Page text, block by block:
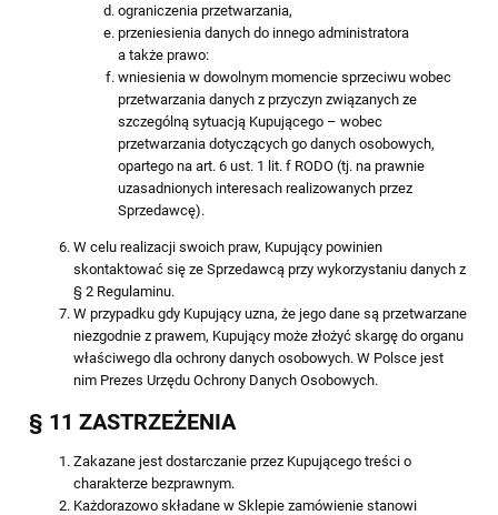
ograniczenia przetwarzania,
przeniesienia danych do innego administratora
a także prawo:
wniesienia w dowolnym momencie sprzeciwu wobec
przetwarzania danych z przyczyn związanych ze
szczególną sytuacją Kupującego – wobec
przetwarzania dotyczących go danych osobowych,
opartego na art. 6 ust. 1 lit. f RODO (tj. na prawnie
uzasadnionych interesach realizowanych przez
Sprzedawcę).
W celu realizacji swoich praw, Kupujący powinien
skontaktować się ze Sprzedawcą przy wykorzystaniu danych z
§ 2 Regulaminu.
W przypadku gdy Kupujący uzna, że jego dane są przetwarzane
niezgodnie z prawem, Kupujący może złożyć skargę do organu
właściwego dla ochrony danych osobowych. W Polsce jest
nim Prezes Urzędu Ochrony Danych Osobowych.
§ 11 ZASTRZEŻENIA
Zakazane jest dostarczanie przez Kupującego treści o
charakterze bezprawnym.
Każdorazowo składane w Sklepie zamówienie stanowi